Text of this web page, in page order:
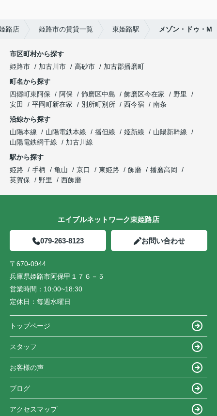
路店 姫路市の賃貸一覧 東姫路駅 メゾン・ドゥ・M
市区町村から探す
姫路市
加古川市 高砂市
加古郡播磨町
町名から探す
四郷町東阿保
阿保 飾磨区中島 飾磨区今在家
野里
安田
平岡町新在家 別所町別所 西今宿
南条
沿線から探す
山陽本線
山陽電鉄本線 播但線 姫新線
山陽新幹線
山陽電鉄網干線
加古川線
駅から探す
姫路
手柄 亀山 京口 東姫路 飾磨
播磨高岡
英賀保
野里 西飾磨
エイブルネットワーク東姫路店
079-263-8123 お問い合わせ
〒670-0944
兵庫県姫路市阿保甲１７６－５
営業時間： 10:00~18:30
定休日： 毎週水曜日
トップページ
スタッフ
お客様の声
ブログ
アクセスマップ